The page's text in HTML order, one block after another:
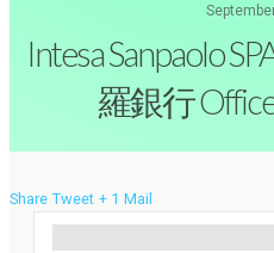
Intesa Sanpaolo
羅銀行
Share Tweet + 1 Mail